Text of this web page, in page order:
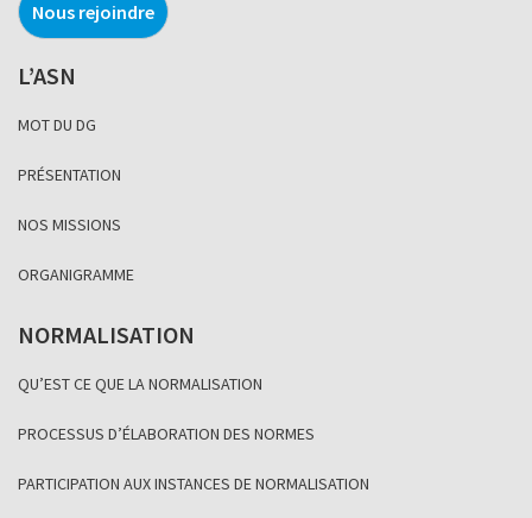
Nous rejoindre
L’ASN
MOT DU DG
PRÉSENTATION
NOS MISSIONS
ORGANIGRAMME
NORMALISATION
QU’EST CE QUE LA NORMALISATION
PROCESSUS D’ÉLABORATION DES NORMES
PARTICIPATION AUX INSTANCES DE NORMALISATION